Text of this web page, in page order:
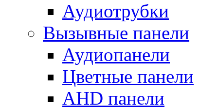
Аудиотрубки
Вызывные панели
Аудиопанели
Цветные панели
AHD панели